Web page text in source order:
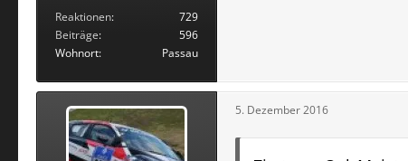
Reaktionen
729
Beiträge
596
Wohnort
Passau
5. Dezember 2016